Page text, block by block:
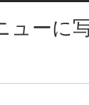
ューに